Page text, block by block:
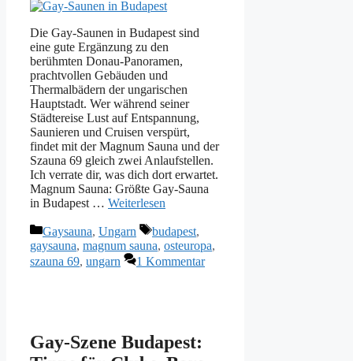
Die Gay-Saunen in Budapest sind
eine gute Ergänzung zu den
berühmten Donau-Panoramen,
prachtvollen Gebäuden und
Thermalbädern der ungarischen
Hauptstadt. Wer während seiner
Städtereise Lust auf Entspannung,
Saunieren und Cruisen verspürt,
findet mit der Magnum Sauna und der
Szauna 69 gleich zwei Anlaufstellen.
Ich verrate dir, was dich dort erwartet.
Magnum Sauna: Größte Gay-Sauna
in Budapest … Weiterlesen
Kategorien
Gaysauna, Ungarn Schlagwörter
budapest,
gaysauna, magnum sauna, osteuropa,
szauna 69, ungarn 1 Kommentar
Gay-Szene Budapest: